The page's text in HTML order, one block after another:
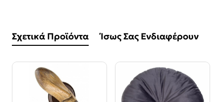
Σχετικά Προϊόντα Ίσως Σας Ενδιαφέρουν